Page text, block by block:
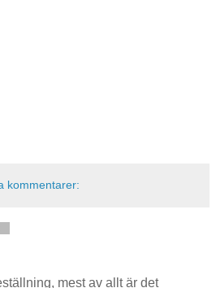
kommentarer:
mest av allt är det